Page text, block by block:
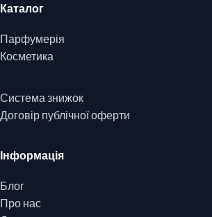
Каталог
Парфумерія
Косметика
Система знижок
Договір публічної оферти
Інформація
Блог
Про нас